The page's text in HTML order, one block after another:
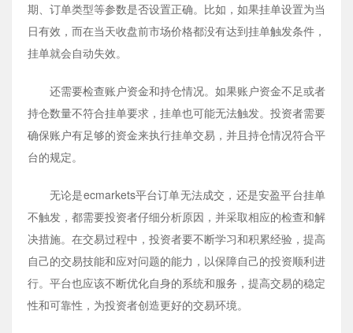
期、订单类型等参数是否设置正确。比如，如果挂单设置为当
日有效，而在当天收盘前市场价格都没有达到挂单触发条件，
挂单就会自动失效。
还需要检查账户资金和持仓情况。如果账户资金不足或者
持仓数量不符合挂单要求，挂单也可能无法触发。投资者需要
确保账户有足够的资金来执行挂单交易，并且持仓情况符合平
台的规定。
无论是ecmarkets平台订单无法成交，还是安盈平台挂单
不触发，都需要投资者仔细分析原因，并采取相应的检查和解
决措施。在交易过程中，投资者要不断学习和积累经验，提高
自己的交易技能和应对问题的能力，以保障自己的投资顺利进
行。平台也应该不断优化自身的系统和服务，提高交易的稳定
性和可靠性，为投资者创造更好的交易环境。